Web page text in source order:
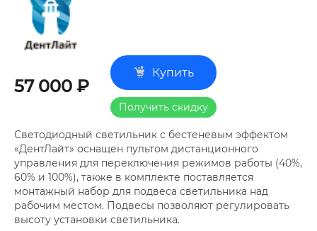
57 000 ₽
Купить
Получить скидку
Светодиодный светильник с бестеневым эффектом
«ДентЛайт» оснащен пультом дистанционного
управления для переключения режимов работы (40%,
60% и 100%), также в комплекте поставляется
монтажный набор для подвеса светильника над
рабочим местом. Подвесы позволяют регулировать
высоту установки светильника.